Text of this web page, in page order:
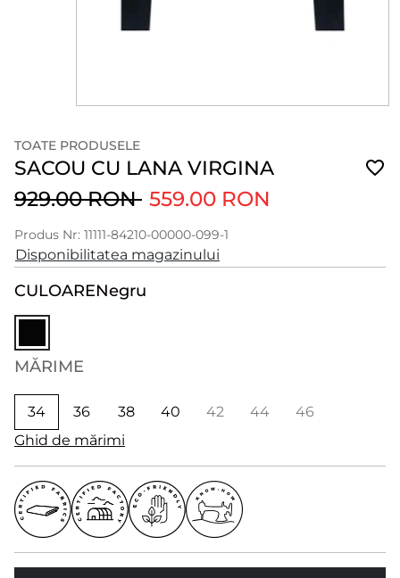
TOATE PRODUSELE
SACOU CU LANA VIRGINA
929.00 RON 559.00 RON
Produs Nr: 11111-84210-00000-099-1
Disponibilitatea magazinului
CULOARENegru
MĂRIME
34 36 38 40 42 44
46
Ghid de mărimi